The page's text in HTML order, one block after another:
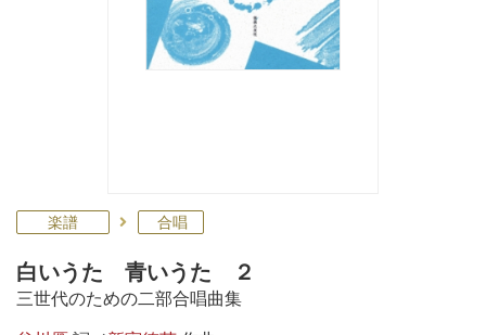
楽譜 合唱
白いうた 青いうた ２
三世代のための二部合唱曲集